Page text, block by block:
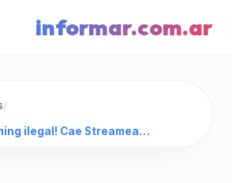
informar.com.ar
/
¡Golpe al streaming ilegal! Cae Streameast, gigante del deporte online